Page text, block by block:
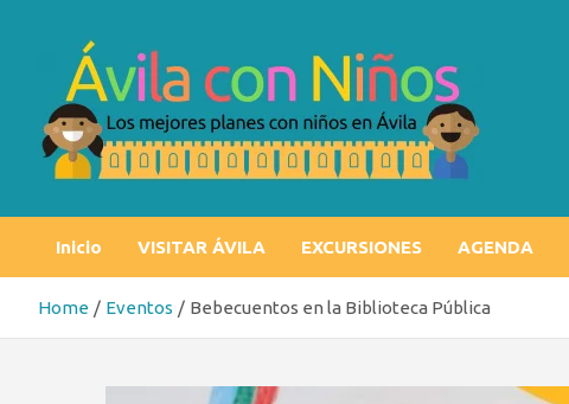
Inicio VISITAR ÁVILA EXCURSIONES AGENDA
Home Eventos Bebecuentos en la Biblioteca Pública